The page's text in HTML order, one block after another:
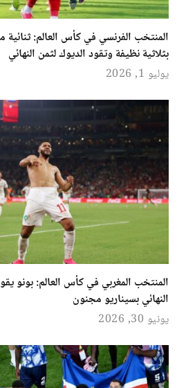
المنتخب الفرنسي في كأس العالم:
بثلاثية نظيفة وتقود الديوك لثمن النهائي
يوليو 1, 2026
المنتخب المغربي في كأس العالم: بونو
النهائي بسيناريو مجنون
يونيو 30, 2026